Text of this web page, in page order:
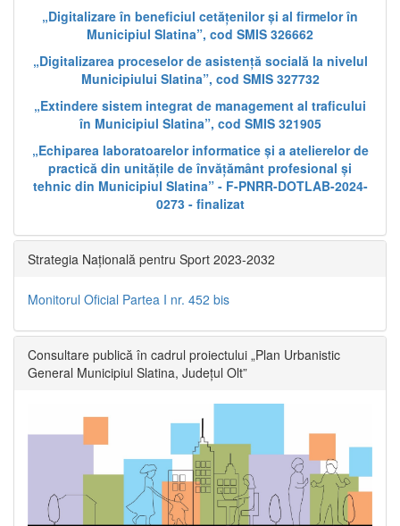
„Digitalizare în beneficiul cetățenilor și al firmelor în
Municipiul Slatina”, cod SMIS 326662
„Digitalizarea proceselor de asistență socială la nivelul
Municipiului Slatina”, cod SMIS 327732
„Extindere sistem integrat de management al traficului
în Municipiul Slatina”, cod SMIS 321905
„Echiparea laboratoarelor informatice și a atelierelor de
practică din unitățile de învățământ profesional și
tehnic din Municipiul Slatina” - F-PNRR-DOTLAB-2024-
0273 - finalizat
Strategia Națională pentru Sport 2023-2032
Monitorul Oficial Partea I nr. 452 bis
Consultare publică în cadrul proiectului „Plan Urbanistic
General Municipiul Slatina, Județul Olt”